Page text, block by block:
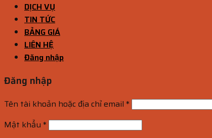
DỊCH VỤ
TIN TỨC
BẢNG GIÁ
LIÊN HỆ
Đăng nhập
Đăng nhập
Tên tài khoản hoặc địa chỉ email *
Mật khẩu *